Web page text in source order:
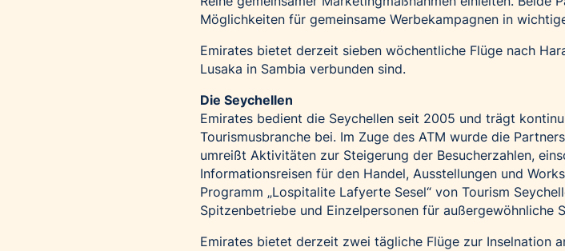
Möglichkeiten für gemeinsame Werbekampagnen in
Emirates bietet derzeit sieben wöchentliche Flüge nach
Lusaka in Sambia verbunden sind.
Die Seychellen
Emirates bedient die Seychellen seit 2005 und trägt
Tourismusbranche bei. Im Zuge des ATM wurde die
umreißt Aktivitäten zur Steigerung der Besucherzahlen,
Informationsreisen für den Handel, Ausstellungen und
Programm „Lospitalite Lafyerte Sesel“ von Tourism
Spitzenbetriebe und Einzelpersonen für außergewöhnliche
Emirates bietet derzeit zwei tägliche Flüge zur Inselnation